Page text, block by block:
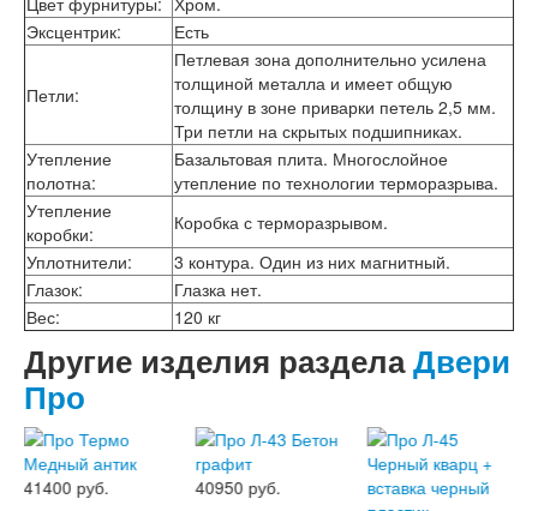
Мегаполис ГЛ
Неоклассика Про
Скин
Тренд
Двери ВанМарк
Шпон текстурированный
Эмалекс
Серия София
Серия Дебют
Серия Нео
Серия Симпл
Серия Синди
Серия Скай
Серия Стефани
Серия Уно
ПЭТ Верда
Коллекция дверей Альтекс
Коллекция дверей Элеганс
Экошпон Верда
Эксцентрик: Есть
Петли:
Петлевая зона дополнительно усилена
толщиной металла и имеет общую
толщину в зоне приварки петель 2,5 мм.
Три петли на скрытых подшипниках.
Утепление
полотна:
Базальтовая плита. Многослойное
утепление по технологии терморазрыва.
Утепление
коробки:
Коробка с терморазрывом.
Уплотнители:
3 контура. Один из них магнитный.
Глазок:
Глазка нет.
Вес: 120 кг
Другие изделия разделаДвери
Про
41400 руб.
40950 руб.